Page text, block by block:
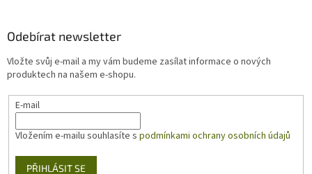
Odebírat newsletter
Vložte svůj e-mail a my vám budeme zasílat informace o nových
produktech na našem e-shopu.
E-mail
Vložením e-mailu souhlasíte s podmínkami ochrany osobních údajů
PŘIHLÁSIT SE